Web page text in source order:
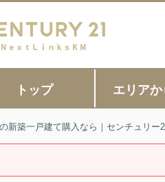
トップ エリア
新築一戸建て購入なら｜センチュリー